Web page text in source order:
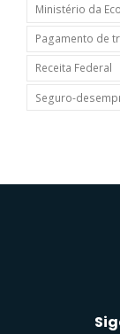
Ministério da
Pagamento de
Receita Federal
Seguro-